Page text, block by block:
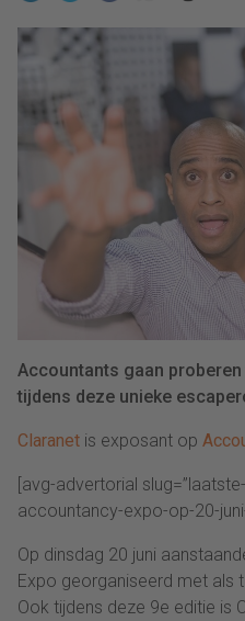
Accountants gaan
tijdens deze unieke
Claranet is exposant op
[avg-advertorial
accountancy-expo-op-20-
Op dinsdag 20 juni
Expo georganiseerd met als
Ook tijdens deze 9e editie is